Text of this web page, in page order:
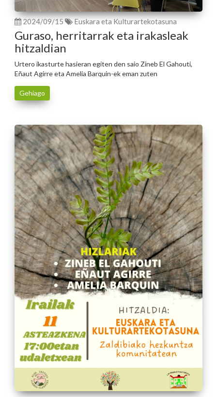
2024/09/15 Euskara eta Kulturartekotasuna
Guraso, herritarrak eta irakasleak
hitzaldian
Urtero ikasturte hasieran egiten den saio Zineb El Gahouti,
Eñaut Agirre eta Amelia Barquin-ek eman zuten
Gehiago